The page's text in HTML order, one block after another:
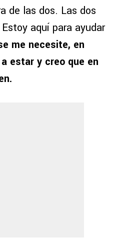
de las dos. Las dos
aquí para ayudar
me necesite, en
estar y creo que en